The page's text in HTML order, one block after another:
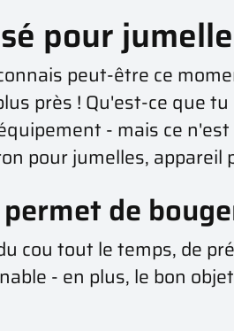
pour
peut-être ce
près ! Qu'est-ce que
- mais ce
pour jumelles, appareil
de
cou tout le temps, de
- en plus, le bon